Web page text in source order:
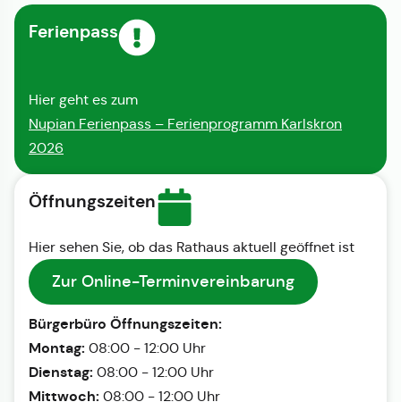
Ferienpass
Hier geht es zum
Nupian Ferienpass – Ferienprogramm Karlskron
2026
Öffnungszeiten
Hier sehen Sie, ob das Rathaus aktuell geöffnet ist
Zur Online-Terminvereinbarung
Bürgerbüro Öffnungszeiten:
Montag: 08:00 - 12:00 Uhr
Dienstag: 08:00 - 12:00 Uhr
Mittwoch: 08:00 - 12:00 Uhr